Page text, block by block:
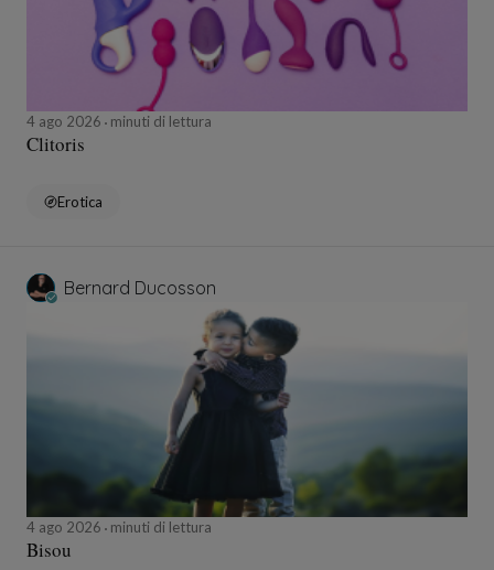
4 ago 2026 minuti di lettura
Clitoris
Erotica
Bernard Ducosson
4 ago 2026 minuti di lettura
Bisou